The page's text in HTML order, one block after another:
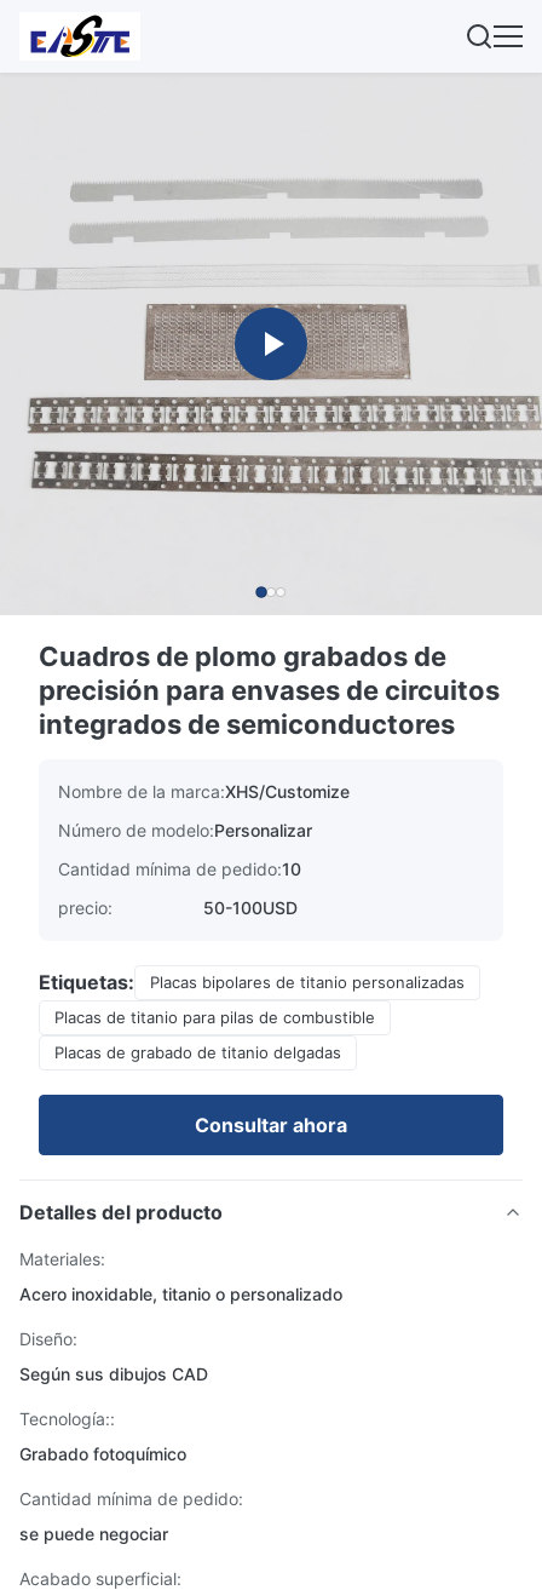
Cuadros de plomo grabados de
precisión para envases de circuitos
integrados de semiconductores
Nombre de la marca:XHS/Customize
Número de modelo:Personalizar
Cantidad mínima de pedido:10
precio:
50-100USD
Etiquetas:
Placas bipolares de titanio personalizadas
Placas de titanio para pilas de combustible
Placas de grabado de titanio delgadas
Consultar ahora
Detalles del producto
Materiales:
Acero inoxidable, titanio o personalizado
Diseño:
Según sus dibujos CAD
Tecnología::
Grabado fotoquímico
Cantidad mínima de pedido:
se puede negociar
Acabado superficial: